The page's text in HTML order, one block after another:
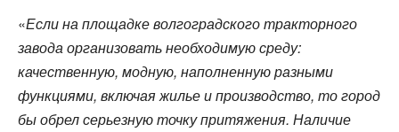
«Если на площадке волгоградского тракторного
завода организовать необходимую среду:
качественную, модную, наполненную разными
функциями, включая жилье и производство, то город
бы обрел серьезную точку притяжения. Наличие